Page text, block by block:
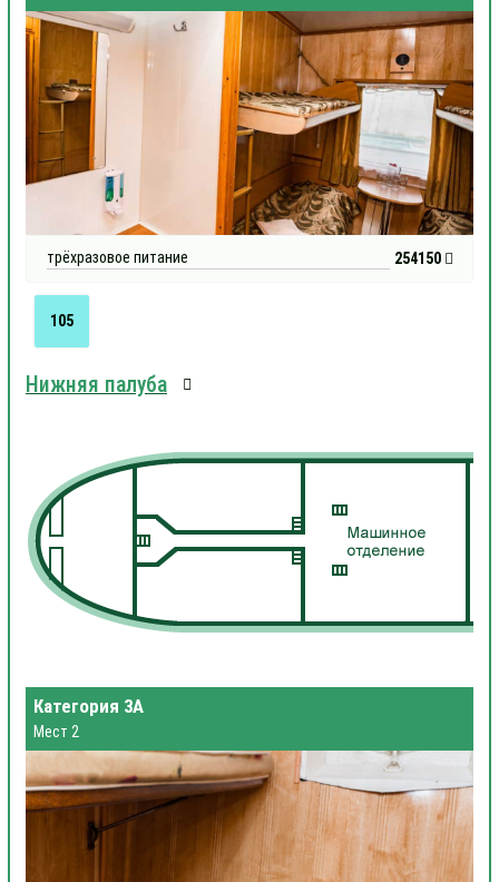
трёхразовое питание 254150
105
Нижняя палуба
Категория 3А
Мест 2